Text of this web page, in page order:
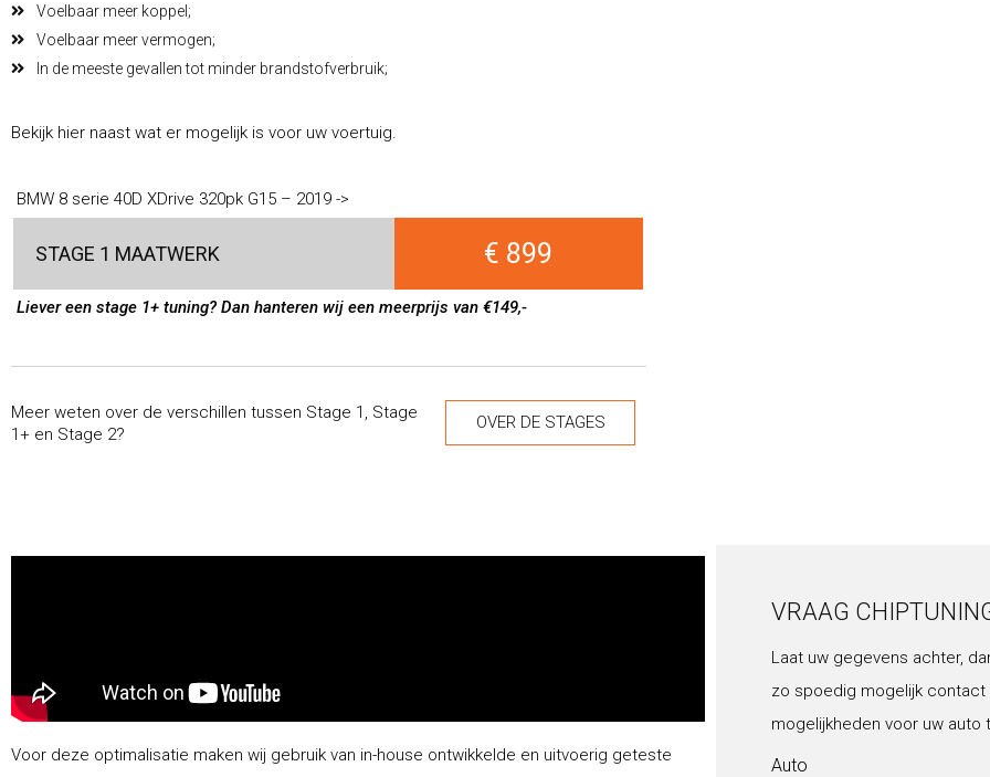
Voelbaar meer koppel;
Voelbaar meer vermogen;
In de meeste gevallen tot minder brandstofverbruik;
Bekijk hier naast wat er mogelijk is voor uw voertuig.
BMW 8 serie 40D XDrive 320pk G15 – 2019 ->
STAGE 1 MAATWERK € 899
Liever een stage 1+ tuning? Dan hanteren wij een meerprijs van €149,-
Meer weten over de verschillen tussen Stage 1, Stage
1+ en Stage 2?
OVER DE STAGES
Voor deze optimalisatie maken wij gebruik van in-house ontwikkelde en uitvoerig geteste
VRAAG
Laat uw gegevens achter,
zo spoedig mogelijk
mogelijkheden voor uw auto
Auto